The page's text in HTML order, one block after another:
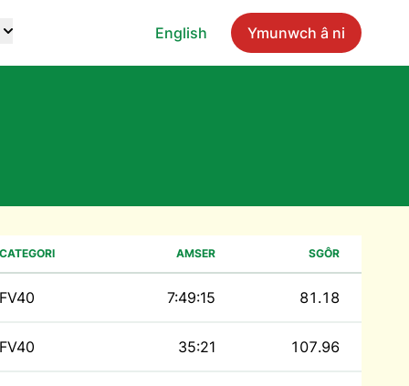
English Ymunwch â ni
CATEGORI AMSER SGÔR
FV40 7:49:15 81.18
FV40 35:21 107.96